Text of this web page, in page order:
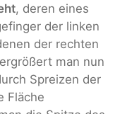
, deren eines
der linken
der rechten
man nun
Spreizen der
Fläche